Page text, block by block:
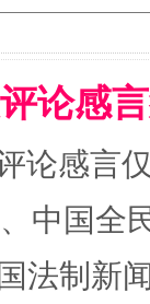
论感
论感言
中国全
法制新